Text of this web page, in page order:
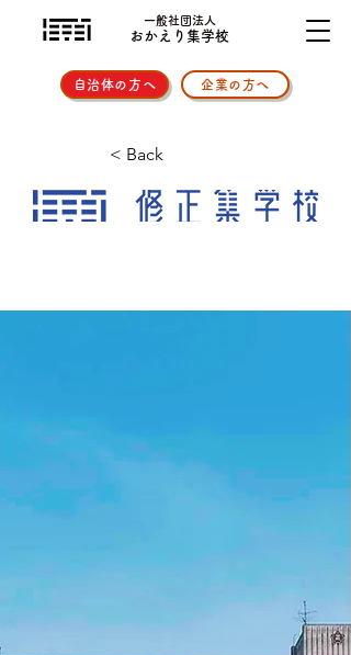
一般社団法人
おかえり集学校
自治体の方へ 企業の方へ
< Back